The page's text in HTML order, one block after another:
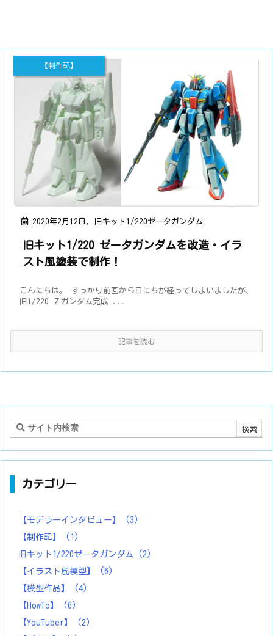
2020年2月12日
【制作記】
, 旧キット1/220ゼータガンダム
旧キット1/220 ゼータガンダムを改造・イラ
スト風塗装で制作！
こんにちは。 すっかり前回から日にちが経ってしまいましたが、
旧1/220 Ｚガンダム完成 ...
記事を読む
カテゴリー
【モデラーインタビュー】
(3)
【制作記】
(1)
旧キット1/220ゼータガンダム
(2)
【イラスト風模型】
(6)
【模型作品】
(4)
【HowTo】
(6)
【YouTuber】
(2)